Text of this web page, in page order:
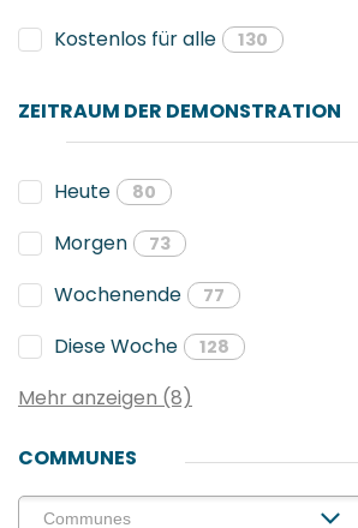
Kostenlos für alle
130
ZEITRAUM DER DEMONSTRATION
Heute 80
Morgen 73
Wochenende 77
Diese Woche 128
Mehr anzeigen (8)
COMMUNES